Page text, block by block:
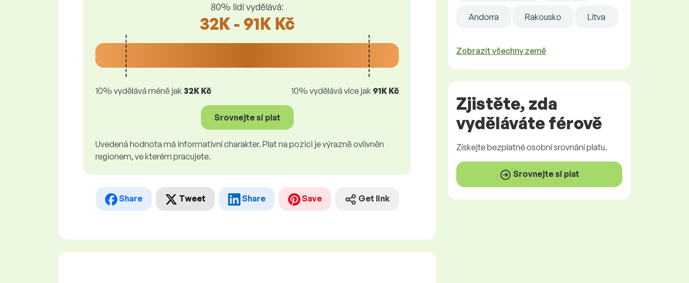
80% lidí vydělává:
32K - 91K Kč
10% vydělává méně jak 32K Kč 10% vydělává více jak 91K Kč
Srovnejte si plat
Uvedená hodnota má informativní charakter. Plat na pozici je výrazně ovlivněn
regionem, ve kterém pracujete.
Share Tweet Share Save Get link
Andorra Rakousko Litva
Zobrazit všechny země
Zjistěte, zda
vyděláváte férově
Získejtebezplatnéosobní srovnání platu.
Srovnejte si plat